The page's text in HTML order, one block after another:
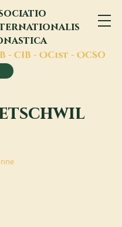
- CIB - OCist - OCSO